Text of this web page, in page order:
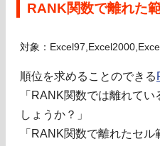
RANK関数で離れた
対象：
順位を求めることのできる
「RANK関数では離れて
しょうか？」
「RANK関数で離れたセ